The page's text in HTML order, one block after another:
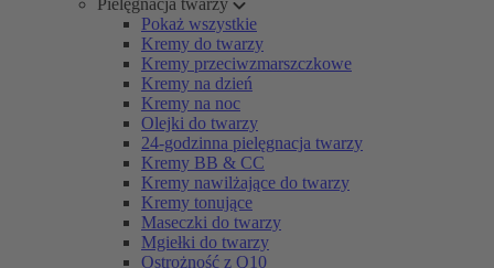
Pielęgnacja twarzy
Pokaż wszystkie
Kremy do twarzy
Kremy przeciwzmarszczkowe
Kremy na dzień
Kremy na noc
Olejki do twarzy
24-godzinna pielęgnacja twarzy
Kremy BB & CC
Kremy nawilżające do twarzy
Kremy tonujące
Maseczki do twarzy
Mgiełki do twarzy
Ostrożność z Q10